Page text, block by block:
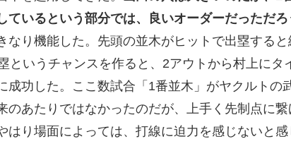
ているという部分では、良いオーダーだっただろ
なり機能した。先頭の並木がヒットで出塁する
というチャンスを作ると、2アウトから村上にタ
成功した。ここ数試合「1番並木」がヤクルトの
のあたりではなかったのだが、上手く先制点に繋
はり場面によっては、打線に迫力を感じないと